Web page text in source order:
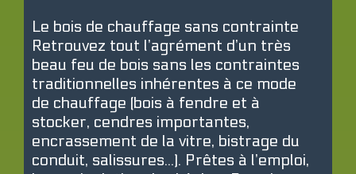
Le bois de chauffage sans contrainte
Retrouvez tout l’agrément d’un très
beau feu de bois sans les contraintes
traditionnelles inhérentes à ce mode
de chauffage (bois à fendre et à
stocker, cendres importantes,
encrassement de la vitre, bistrage du
conduit, salissures...). Prêtes à l’emploi,